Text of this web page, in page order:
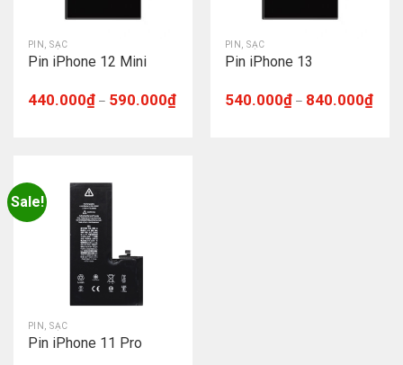
PIN, SẠC
Pin iPhone 12 Mini
440.000₫– 590.000₫
PIN, SẠC
Pin iPhone 13
540.000₫– 840.000₫
Sale!
PIN, SẠC
Pin iPhone 11 Pro